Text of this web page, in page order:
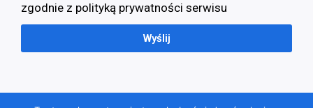
zgodnie z polityką prywatności serwisu
Wyślij